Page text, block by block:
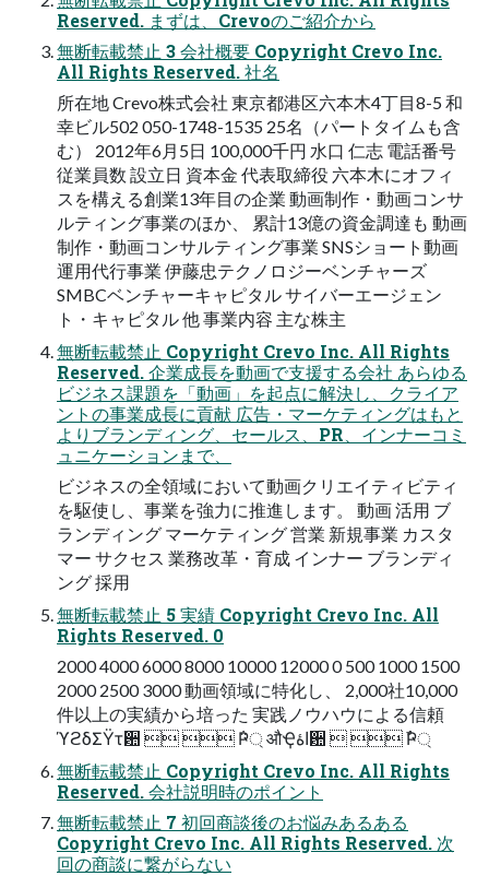
Reserved. まずは、Crevoのご紹介から
無断転載禁⽌ 3 会社概要 Copyright Crevo Inc.
All Rights Reserved. 社名
所在地 Crevo株式会社 東京都港区六本⽊4丁⽬8-5 和
幸ビル502 050-1748-1535 25名（パートタイムも含
む） 2012年6⽉5⽇ 100,000千円 ⽔⼝ 仁志 電話番号
従業員数 設⽴⽇ 資本⾦ 代表取締役 六本⽊にオフィ
スを構える創業13年⽬の企業 動画制作・動画コンサ
ルティング事業のほか、 累計13億の資⾦調達も 動画
制作・動画コンサルティング事業 SNSショート動画
運⽤代⾏事業 伊藤忠テクノロジーベンチャーズ
SMBCベンチャーキャピタル サイバーエージェン
ト・キャピタル 他 事業内容 主な株主
無断転載禁⽌ Copyright Crevo Inc. All Rights
Reserved. 企業成⻑を動画で⽀援する会社 あらゆる
ビジネス課題を「動画」を起点に解決し、クライア
ントの事業成⻑に貢献 広告・マーケティングはもと
よりブランディング、セールス、PR、インナーコミ
ュニケーションまで、
ビジネスの全領域において動画クリエイティビティ
を駆使し、事業を強⼒に推進します。 動画 活⽤ ブ
ランディング マーケティング 営業 新規事業 カスタ
マー サクセス 業務改⾰・育成 インナー ブランディ
ング 採⽤
無断転載禁⽌ 5 実績 Copyright Crevo Inc. All
Rights Reserved. 0
2000 4000 6000 8000 10000 12000 0 500 1000 1500
2000 2500 3000 動画領域に特化し、 2,000社10,000
件以上の実績から培った 実践ノウハウによる信頼
ϓϩδΣΫτ਺   ݅Ҏ্ औҾاۀ਺   ࣾҎ্
無断転載禁⽌ Copyright Crevo Inc. All Rights
Reserved. 会社説明時のポイント
無断転載禁⽌ 7 初回商談後のお悩みあるある
Copyright Crevo Inc. All Rights Reserved. 次
回の商談に繋がらない